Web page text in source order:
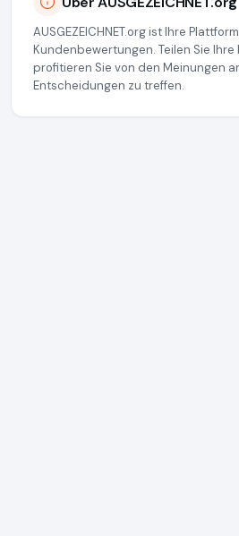
AUSGEZEICHNET.org ist Ihre
Kundenbewertungen. Teilen Sie Ihre
profitieren Sie von den Meinungen
Entscheidungen zu treffen.